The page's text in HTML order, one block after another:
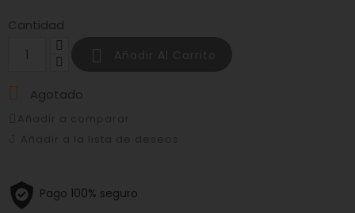
Cantidad
 Agotado
Pago 100% seguro